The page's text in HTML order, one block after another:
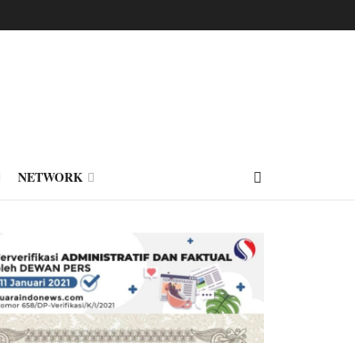
NETWORK